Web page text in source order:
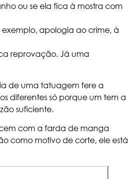
ou se ela fica à mostra com
apologia ao crime, à
reprovação. Já uma
de uma tatuagem fere a
diferentes só porque um tem a
suficiente.
com a farda de manga
como motivo de corte, ele está